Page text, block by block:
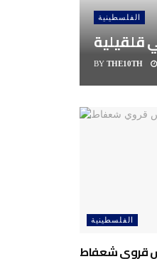
الفلسطينية
قلقيلية
BY THE10TH
الفلسطينية
قروي شعفاط